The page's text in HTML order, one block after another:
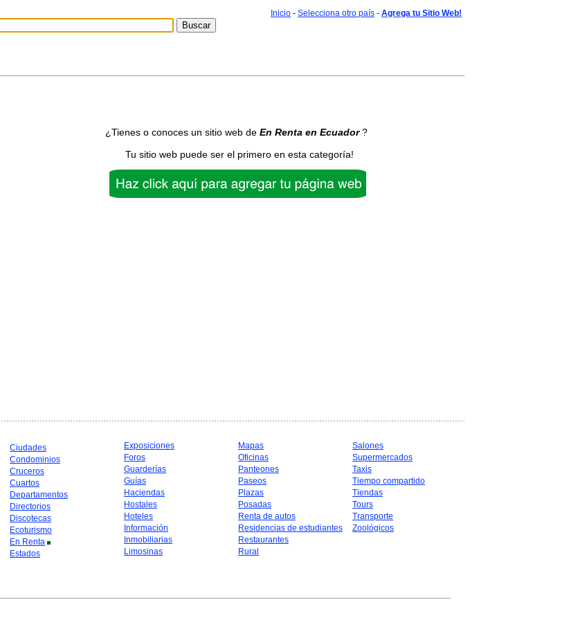
Inicio - Selecciona otro país - Agrega tu Sitio Web!
¿Tienes o conoces un sitio web de En Renta en Ecuador?
Tu sitio web puede ser el primero en esta categoría!
Ciudades
Condominios
Cruceros
Cuartos
Departamentos
Directorios
Discotecas
Ecoturismo
En Renta
Estados
Exposiciones
Foros
Guarderías
Guías
Haciendas
Hostales
Hoteles
Información
Inmobiliarias
Limosinas
Mapas
Oficinas
Panteones
Paseos
Plazas
Posadas
Renta de autos
Residencias de estudiantes
Restaurantes
Rural
Salones
Supermercados
Taxis
Tiempo compartido
Tiendas
Tours
Transporte
Zoológicos